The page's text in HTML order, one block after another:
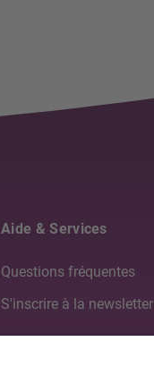
Aide & Services
Questions fréquentes
S'inscrire à la newsletter